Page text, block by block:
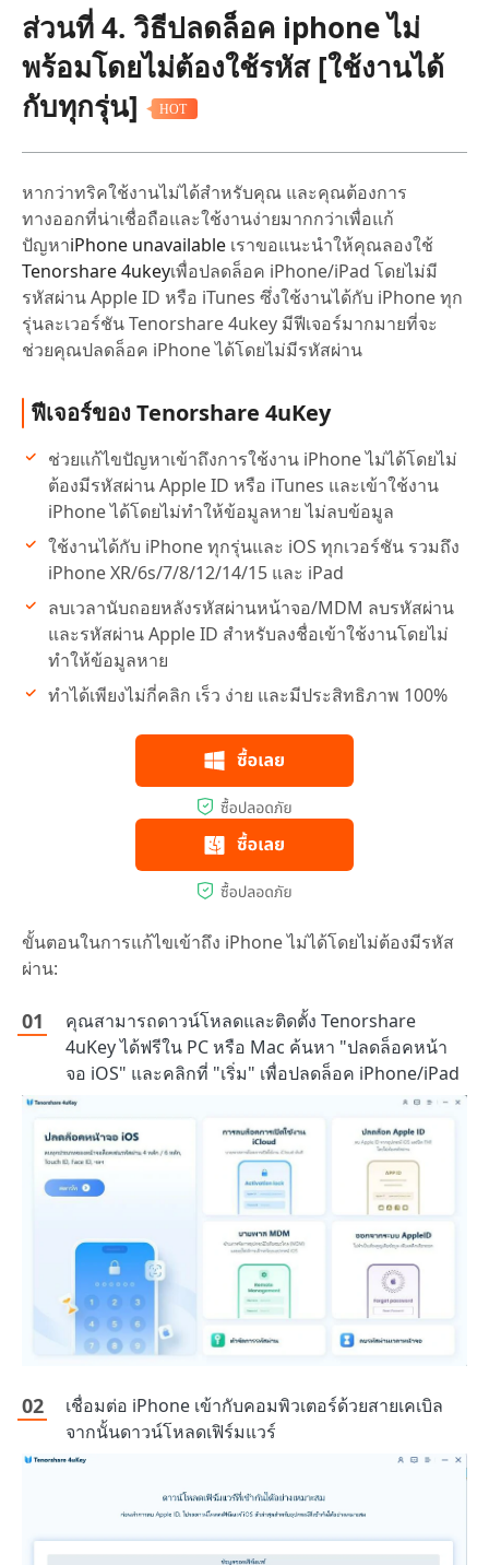
ส่วนที่ 4. วิธีปลดล็อค iphone ไม่
พร้อมโดยไม่ต้องใช้รหัส [ใช้งานได้
กับทุกรุ่น]
HOT
หากว่าทริคใช้งานไม่ได้สำหรับคุณ และคุณต้องการ
ทางออกที่น่าเชื่อถือและใช้งานง่ายมากกว่าเพื่อแก้
ปัญหาiPhone unavailable เราขอแนะนำให้คุณลองใช้
Tenorshare 4ukeyเพื่อปลดล็อค iPhone/iPad โดยไม่มี
รหัสผ่าน Apple ID หรือ iTunes ซึ่งใช้งานได้กับ iPhone ทุก
รุ่นละเวอร์ชัน Tenorshare 4ukey มีฟีเจอร์มากมายที่จะ
ช่วยคุณปลดล็อค iPhone ได้โดยไม่มีรหัสผ่าน
ฟีเจอร์ของ Tenorshare 4uKey
ช่วยแก้ไขปัญหาเข้าถึงการใช้งาน iPhone ไม่ได้โดยไม่
ต้องมีรหัสผ่าน Apple ID หรือ iTunes และเข้าใช้งาน
iPhone ได้โดยไม่ทำให้ข้อมูลหาย ไม่ลบข้อมูล
ใช้งานได้กับ iPhone ทุกรุ่นและ iOS ทุกเวอร์ชัน รวมถึง
iPhone XR/6s/7/8/12/14/15 และ iPad
ลบเวลานับถอยหลังรหัสผ่านหน้าจอ/MDM ลบรหัสผ่าน
และรหัสผ่าน Apple ID สำหรับลงชื่อเข้าใช้งานโดยไม่
ทำให้ข้อมูลหาย
ทำได้เพียงไม่กี่คลิก เร็ว ง่าย และมีประสิทธิภาพ 100%
ขั้นตอนในการแก้ไขเข้าถึง iPhone ไม่ได้โดยไม่ต้องมีรหัส
ผ่าน:
คุณสามารถดาวน์โหลดและติดตั้ง Tenorshare
4uKey ได้ฟรีใน PC หรือ Mac ค้นหา "ปลดล็อคหน้า
จอ iOS" และคลิกที่ "เริ่ม" เพื่อปลดล็อค iPhone/iPad
เชื่อมต่อ iPhone เข้ากับคอมพิวเตอร์ด้วยสายเคเบิล
จากนั้นดาวน์โหลดเฟิร์มแวร์